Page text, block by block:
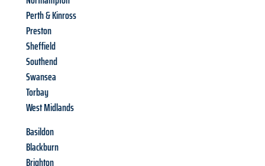
Perth & Kinross
Preston
Sheffield
Southend
Swansea
Torbay
West Midlands
Basildon
Blackburn
Brighton